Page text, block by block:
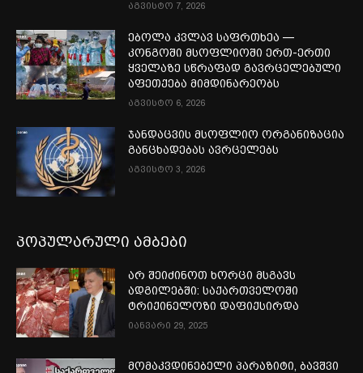
აგვისტო 7, 2026
ებოლა კვლავ საფრთხეა —
კონგოში მსოფლიოში ერთ-ერთი
ყველაზე სწრაფად გავრცელებული
აფეთქება მიმდინარეობს
აგვისტო 6, 2026
ჯანდაცვის მსოფლიო ორგანიზაცია
განცხადებას ავრცელებს
აგვისტო 3, 2026
პოპულარული ამბები
არ შეიძინოთ ხორცი მსგავს
ადგილებში: საქართველოში
ტრიქინელოზი დაფიქსირდა
იანვარი 29, 2025
მომაკვდინებელი პარაზიტი, ბავშვი